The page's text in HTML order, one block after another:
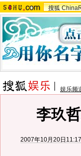
搜狐
娱乐频
李玖
2007年10月20日11:17